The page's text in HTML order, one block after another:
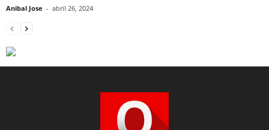
Anibal Jose - abril 26, 2024